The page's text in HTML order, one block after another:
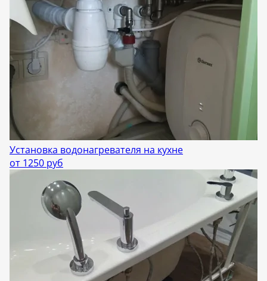
Установка водонагревателя на кухне
от 1250 руб